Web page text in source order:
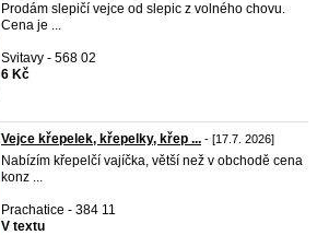
Prodám slepičí vejce od slepic z volného chovu.
Cena je ...
Svitavy - 568 02
6 Kč
Vejce křepelek, křepelky, křep ... - [17.7. 2026]
Nabízím křepelčí vajíčka, větší než v obchodě cena
konz ...
Prachatice - 384 11
V textu